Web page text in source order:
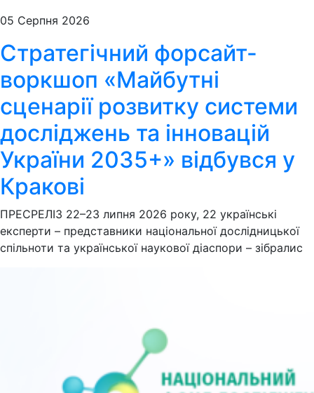
05 Серпня 2026
Стратегічний форсайт-
воркшоп «Майбутні
сценарії розвитку системи
досліджень та інновацій
України 2035+» відбувся у
Кракові
ПРЕСРЕЛІЗ 22–23 липня 2026 року, 22 українські
експерти – представники національної дослідницької
спільноти та української наукової діаспори – зібралис